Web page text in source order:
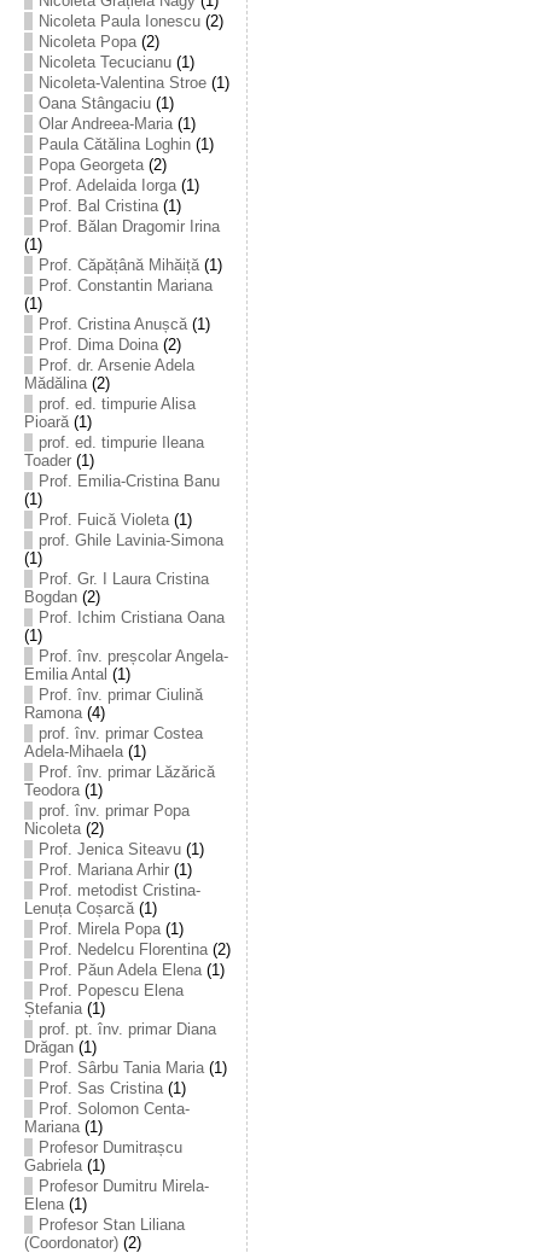
Nicoleta Paula Ionescu(2)
Nicoleta Popa(2)
Nicoleta Tecucianu(1)
Nicoleta-Valentina Stroe(1)
Oana Stângaciu(1)
Olar Andreea-Maria(1)
Paula Cătălina Loghin(1)
Popa Georgeta(2)
Prof. Adelaida Iorga(1)
Prof. Bal Cristina(1)
Prof. Bălan Dragomir Irina
(1)
Prof. Căpățână Mihăiță(1)
Prof. Constantin Mariana
(1)
Prof. Cristina Anușcă(1)
Prof. Dima Doina(2)
Prof. dr. Arsenie Adela
Mădălina(2)
prof. ed. timpurie Alisa
Pioară(1)
prof. ed. timpurie Ileana
Toader(1)
Prof. Emilia-Cristina Banu
(1)
Prof. Fuică Violeta(1)
prof. Ghile Lavinia-Simona
(1)
Prof. Gr. I Laura Cristina
Bogdan(2)
Prof. Ichim Cristiana Oana
(1)
Prof. înv. preșcolar Angela-
Emilia Antal (1)
Prof. înv. primar Ciulină
Ramona(4)
prof. înv. primar Costea
Adela-Mihaela(1)
Prof. înv. primar Lăzărică
Teodora(1)
prof. înv. primar Popa
Nicoleta(2)
Prof. Jenica Siteavu(1)
Prof. Mariana Arhir(1)
Prof. metodist Cristina-
Lenuța Coșarcă(1)
Prof. Mirela Popa(1)
Prof. Nedelcu Florentina(2)
Prof. Păun Adela Elena(1)
Prof. Popescu Elena
Ștefania(1)
prof. pt. înv. primar Diana
Drăgan(1)
Prof. Sârbu Tania Maria(1)
Prof. Sas Cristina(1)
Prof. Solomon Centa-
Mariana(1)
Profesor Dumitrașcu
Gabriela(1)
Profesor Dumitru Mirela-
Elena(1)
Profesor Stan Liliana
(Coordonator)(2)